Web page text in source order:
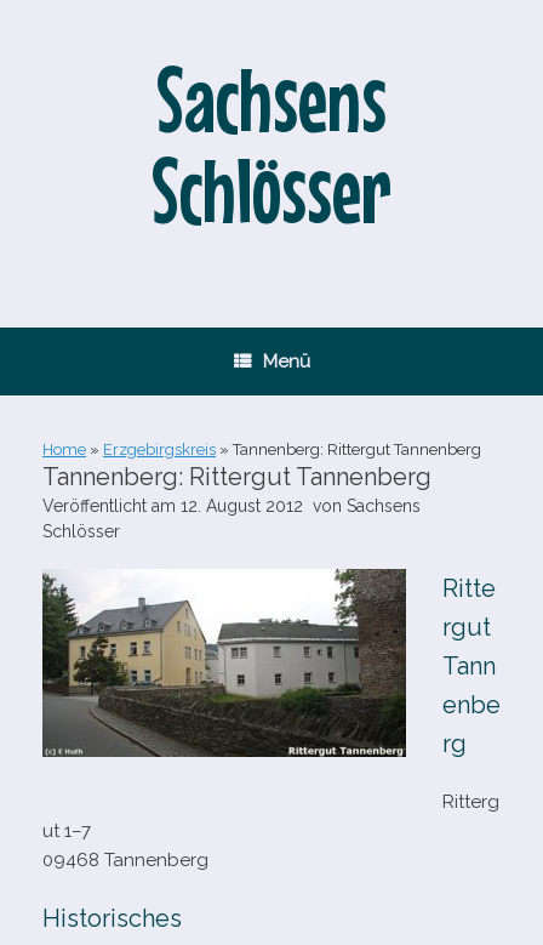
Sachsens
Schlösser
Menü
Home » Erzgebirgskreis » Tannenberg: Rittergut Tannenberg
Tannenberg: Rittergut Tannenberg
Veröffentlicht am 12. August 2012 von Sachsens
Schlösser
Ritte
rgut
Tann
enbe
rg
Ritterg
ut 1–7
09468 Tannenberg
Historisches